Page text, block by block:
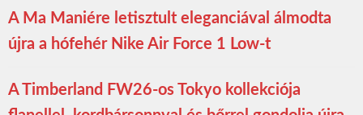
A Ma Maniére letisztult eleganciával álmodta
újra a hófehér Nike Air Force 1 Low-t
A Timberland FW26-os Tokyo kollekciója